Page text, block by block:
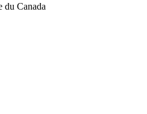
du Canada